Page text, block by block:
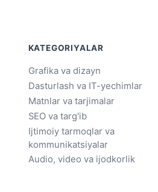
KATEGORIYALAR
Grafika va dizayn
Dasturlash va IT-yechimlar
Matnlar va tarjimalar
SEO va targ'ib
Ijtimoiy tarmoqlar va
kommunikatsiyalar
Audio, video va ijodkorlik